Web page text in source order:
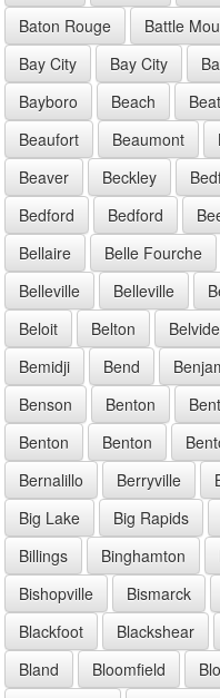
Baton Rouge
Battle
Bay City
Bay City
Bayboro
Beach
Beaufort
Beaumont
Beaver
Beckley
Bedford
Bedford
Bellaire
Belle Fourche
Belleville
Belleville
Beloit
Belton
Bemidji
Bend
Benson
Benton
Benton
Benton
Bernalillo
Berryville
Big Lake
Big Rapids
Billings
Binghamton
Bishopville
Bismarck
Blackfoot
Blackshear
Bland
Bloomfield